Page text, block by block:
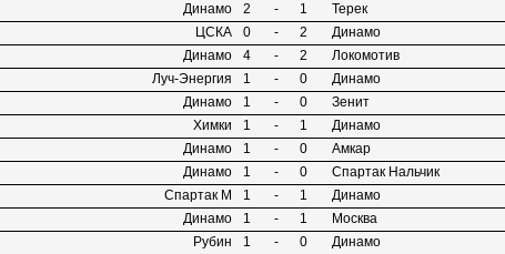
Динамо 2 - 1
Терек
ЦСКА 0 - 2
Динамо
Динамо 4 - 2
Локомотив
Луч-Энергия 1 - 0
Динамо
Динамо 1 - 0
Зенит
Химки 1 - 1
Динамо
Динамо 1 - 0
Амкар
Динамо 1 - 0
Спартак Нальчик
Спартак М 1 - 1
Динамо
Динамо 1 - 1
Москва
Рубин 1 - 0
Динамо